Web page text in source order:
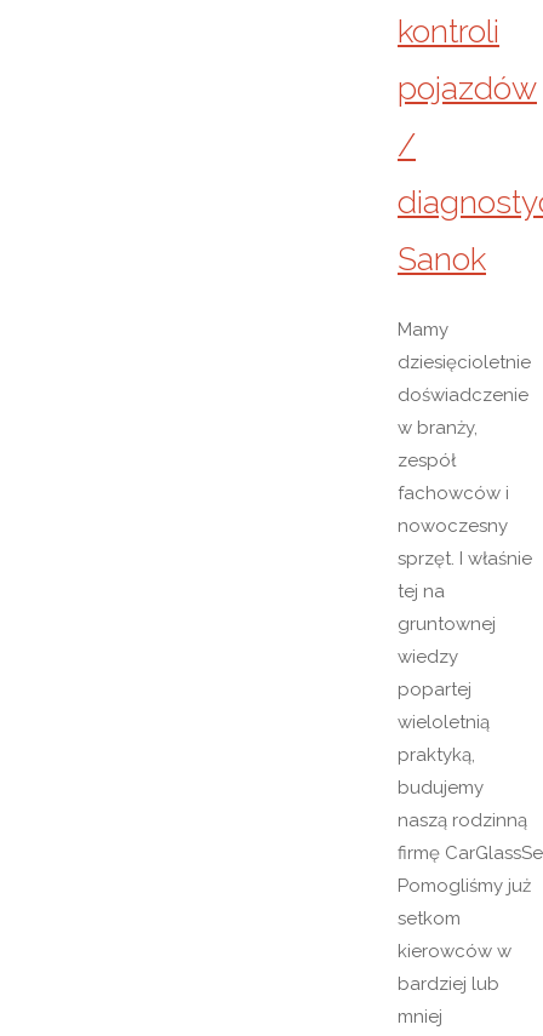
kontroli
pojazdów
/
Sanok
Mamy
dziesięcioletnie
doświadczenie
w branży,
zespół
fachowców i
nowoczesny
sprzęt. I właśnie
tej na
gruntownej
wiedzy
popartej
wieloletnią
praktyką,
budujemy
naszą rodzinną
firmę
Pomogliśmy już
setkom
kierowców w
bardziej lub
mniej